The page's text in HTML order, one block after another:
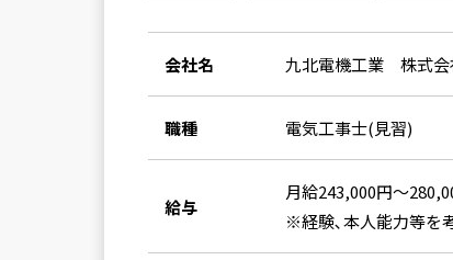
会社名 九北電機工業 株式会
職種 電気工事士(見習)
給与
月給243,000円～
※経験､本人能力等を